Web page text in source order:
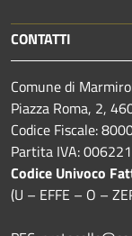
CONTATTI
Comune di
Piazza Roma, 2,
Codice Fiscale:
Partita IVA:
Codice Univoco
(U – EFFE – O –